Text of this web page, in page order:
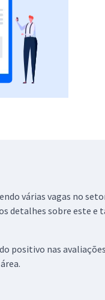
várias vagas no
detalhes sobre este e
positivo nas